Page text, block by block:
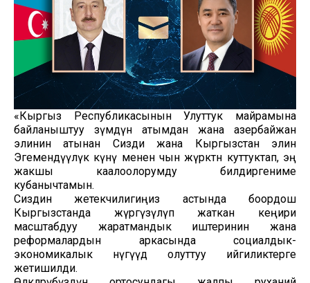
«Кыргыз Республикасынын Улуттук майрамына
байланыштуу өзүмдүн атымдан жана азербайжан
элинин атынан Сизди жана Кыргызстан элин
Эгемендүүлүк күнү менен чын жүрөктөн куттуктап, эң
жакшы каалоолорумду билдиргениме
кубанычтамын.
Сиздин жетекчилигиңиз астында боордош
Кыргызстанда жүргүзүлүп жаткан кеңири
масштабдуу жаратмандык иштеринин жана
реформалардын аркасында социалдык-
экономикалык өнүгүүдө олуттуу ийгиликтерге
жетишилди.